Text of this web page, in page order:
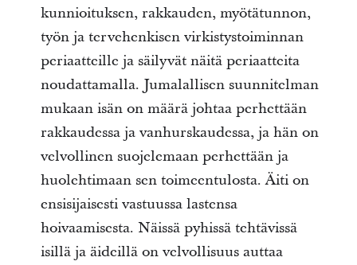
kunnioituksen, rakkauden, myötätunnon,
työn ja tervehenkisen virkistystoiminnan
periaatteille ja säilyvät näitä periaatteita
noudattamalla. Jumalallisen suunnitelman
mukaan isän on määrä johtaa perhettään
rakkaudessa ja vanhurskaudessa, ja hän on
velvollinen suojelemaan perhettään ja
huolehtimaan sen toimeentulosta. Äiti on
ensisijaisesti vastuussa lastensa
hoivaamisesta. Näissä pyhissä tehtävissä
isillä ja äideillä on velvollisuus auttaa